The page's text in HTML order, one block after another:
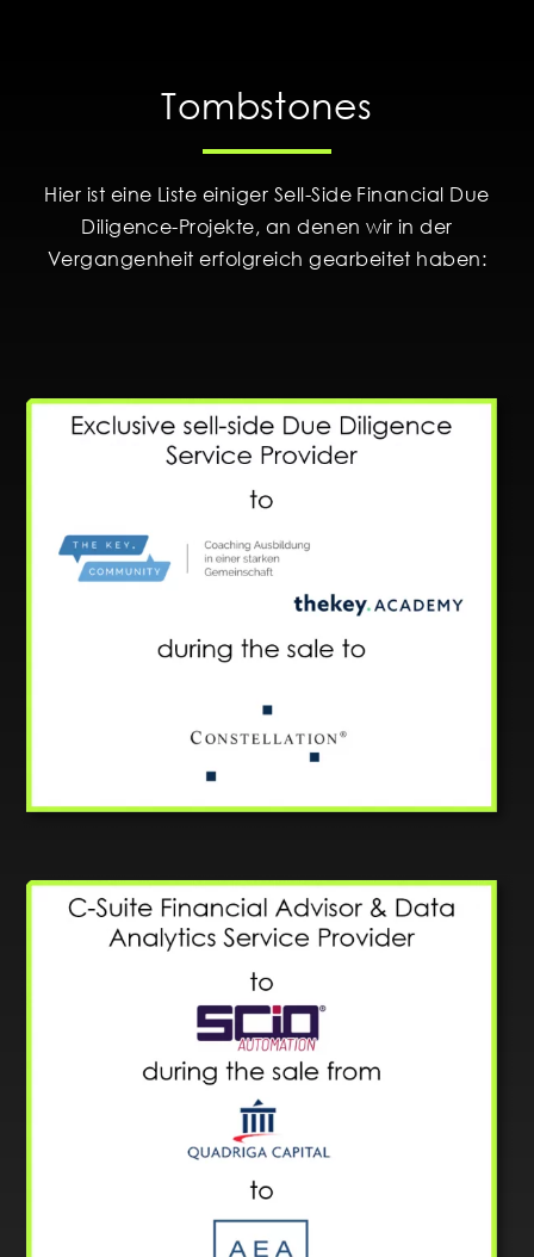
Tombstones
Hier ist eine Liste einiger Sell-Side Financial Due
Diligence-Projekte, an denen wir in der
Vergangenheit erfolgreich gearbeitet haben: